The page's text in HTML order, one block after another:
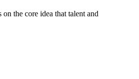
the core idea that talent and